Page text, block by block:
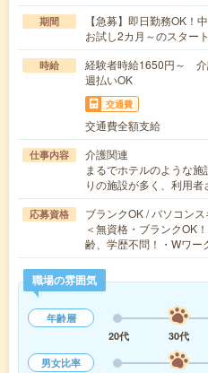
期間
【急募】即日勤務OK
お試し2カ月～のスター
時給
経験者時給1650円～
週払いOK
交通費
交通費全額支給
仕事内容
介護関連
まるでホテルのような
りの施設が多く、利用
応募資格
ブランクOK / パソコン
＜無資格・ブランクOK
齢、学歴不問！・Wワ
職場の雰囲気
年齢層
20代
30代
男女比率